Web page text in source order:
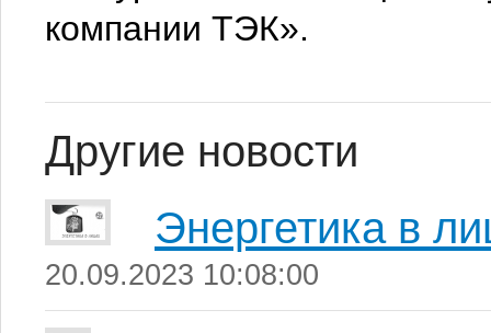
компании ТЭК».
Другие новости
Энергетика в
20.09.2023 10:08:00